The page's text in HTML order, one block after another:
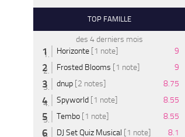
TOP FAMILLE
des 4 derniers mois
Horizonte [1 note]
9
Frosted Blooms [1 note]
9
dnup [2 notes]
8.75
Spyworld [1 note]
8.55
Tembo [1 note]
8.55
DJ Set Quiz Musical [1 note]
8.1